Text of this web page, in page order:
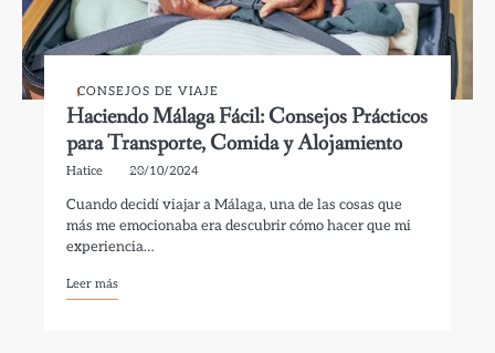
CONSEJOS DE VIAJE
Haciendo Málaga Fácil: Consejos Prácticos
para Transporte, Comida y Alojamiento
Hatice 20/10/2024
Cuando decidí viajar a Málaga, una de las cosas que
más me emocionaba era descubrir cómo hacer que mi
experiencia…
Leer más